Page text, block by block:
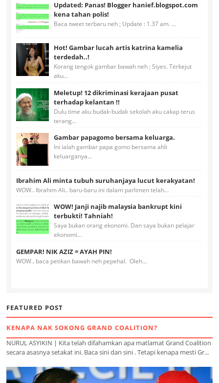
Updated: Panas! Blogger hanief.blogspot.com
kena tahan polis!
Baca tweet terbaru neh ; Update : 1.37 am. ...
Hot! Gambar lucah artis katrina kamelia
terdedah..!
Korang tengok gambar bawah neh ; Siyes. Terkejut
aku...
Meletup! 12 dikriminasi kerajaan pusat
terhadap kelantan !!
Dulu time aku budak-budak sekolah aku cakap terus
terang...
Gambar papagomo bersama keluarga.
Ini ialah gambar papa gomo bersama ahli
keluarganya...
Ibrahim Ali minta tubuh suruhanjaya lucut kerakyatan!
WOW.. Ibrahim Ali.. baru-baru ini dalam parlimen telah...
WOW! Janji najib malaysia bankrupt kini
terbukti! Tahniah!
Saya bukan orang ekonomi. Dan saya bukan pelajar
ekonomi...
GEMPAR! NIK AZIZ = AYAH PIN!
WOW.. baca petikan bawah neh pepehal. Oleh...
FEATURED POST
KENAPA NAK SOKONG GRAND COALITION?
NURUL ASYIKIN | Kita telah difahamkan apa matlamat Grand Coalition
secara asasnya setakat ini. Baca sini dan sini . Tetapi kenapa mesti Gr...